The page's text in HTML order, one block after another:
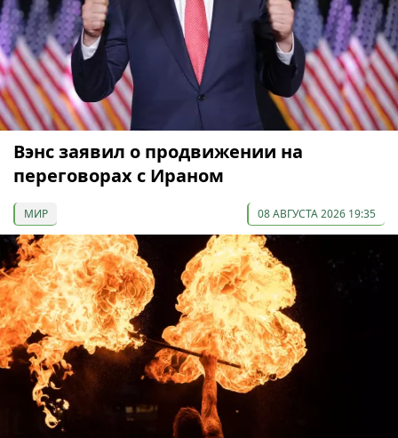
Вэнс заявил о продвижении на
переговорах с Ираном
МИР 08 АВГУСТА 2026 19:35